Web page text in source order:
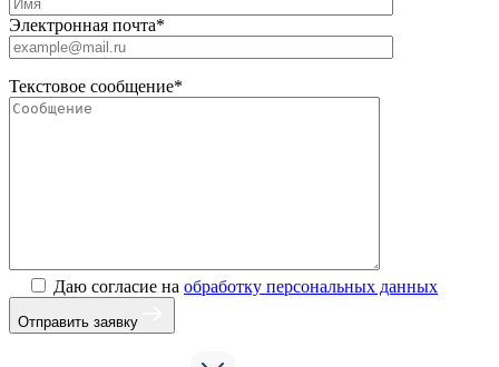
Электронная почта*
Текстовое сообщение*
Даю согласие на обработку персональных данных
Отправить заявку